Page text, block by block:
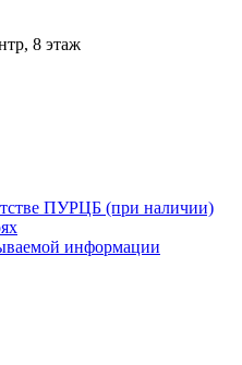
8 этаж
ПУРЦБ (при наличии)
информации